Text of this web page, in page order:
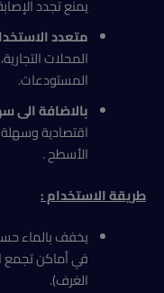
يمنع تجدد
متعدد
المحلات
المستودعات.
بالاضافة الى
اقتصادية
الأسطح .
طريقة الاستخدام:
يخفف بالماء
في أماكن تجمع
الغرف).